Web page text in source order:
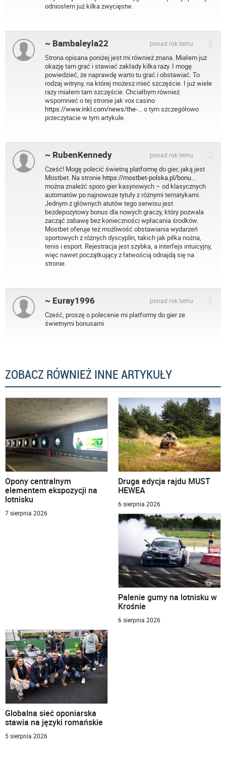
odniosłem już kilka zwycięstw.
~ Bambaleyla22 ponad rok temu
Strona opisana poniżej jest mi również znana. Miałem już
okazję tam grać i stawiać zakłady kilka razy. I mogę
powiedzieć, że naprawdę warto tu grać i obstawiać. To
rodzaj witryny, na której możesz mieć szczęście. I już wiele
razy miałem tam szczęście. Chciałbym również
wspomnieć o tej stronie jak vox casino
https://www.inkl.com/news/the-...o tym szczegółowo
przeczytacie w tym artykule.
~ RubenKennedy ponad rok temu
Cześć! Mogę polecić świetną platformę do gier, jaką jest
Mostbet. Na stronie https://mostbet-polska.pl/bonu...
można znaleźć sporo gier kasynowych – od klasycznych
automatów po najnowsze tytuły z różnymi tematykami.
Jednym z głównych atutów tego serwisu jest
bezdepozytowy bonus dla nowych graczy, który pozwala
zacząć zabawę bez konieczności wpłacania środków.
Mostbet oferuje też możliwość obstawiania wydarzeń
sportowych z różnych dyscyplin, takich jak piłka nożna,
tenis i esport. Rejestracja jest szybka, a interfejs intuicyjny,
więc nawet początkujący z łatwością odnajdą się na
stronie.
~ Euray1996 ponad rok temu
Cześć, proszę o polecenie mi platformy do gier ze
świetnymi bonusami
ZOBACZ RÓWNIEŻ INNE ARTYKUŁY
Opony centralnym
elementem ekspozycji na
lotnisku
7 sierpnia 2026
Druga edycja rajdu MUST
HEWEA
6 sierpnia 2026
Palenie gumy na lotnisku w
Krośnie
6 sierpnia 2026
Globalna sieć oponiarska
stawia na języki romańskie
5 sierpnia 2026